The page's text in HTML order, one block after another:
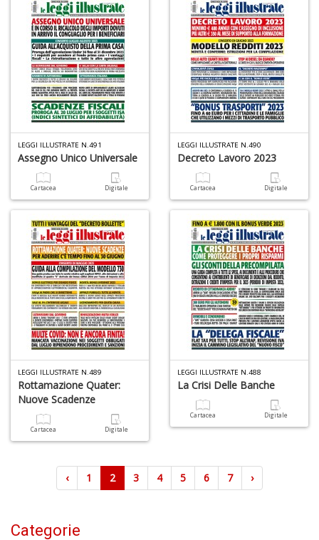
LEGGI ILLUSTRATE N.491
Assegno Unico Universale
Cartacea Digitale
LEGGI ILLUSTRATE N.490
Decreto Lavoro 2023
Cartacea Digitale
LEGGI ILLUSTRATE N.489
Rottamazione Quater:
Nuove Scadenze
Cartacea Digitale
LEGGI ILLUSTRATE N.488
La Crisi Delle Banche
Cartacea Digitale
‹ 1 2 3 4 5 6 7 ›
Categorie